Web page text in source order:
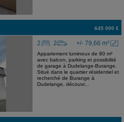
645 000 €
+/- 79,66 m²
2 2
Appartement lumineux de 80 m²
avec balcon, parking et possibilité
de garage à Dudelange-Burange.
Situé dans le quartier résidentiel et
recherché de Burange à
Dudelange, découvr...